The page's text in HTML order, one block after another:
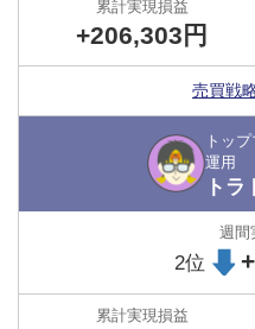
そこで、活躍するのが自動売買
トラッキングトレード（自動
あらかじめ設定した値幅
われます。
そのため、新規取引や決済取
感情に左右されずに淡々と売買
ットです。
トッ
運用
ト
売買戦
2位
+206,303円